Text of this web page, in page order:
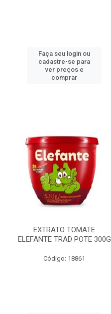
Faça seu login ou
cadastre-se para
ver preços e
comprar
EXTRATO TOMATE
ELEFANTE TRAD POTE 300G
Código: 18861